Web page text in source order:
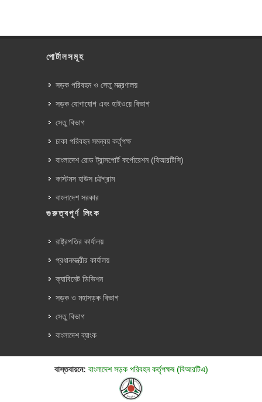
পোর্টালসমূহ
সড়ক পরিবহন ও সেতু মন্ত্রণালয়
সড়ক যোগাযোগ এবং হাইওয়ে বিভাগ
সেতু বিভাগ
ঢাকা পরিবহন সমন্বয় কর্তৃপক্ষ
বাংলাদেশ রোড ট্রান্সপোর্ট কর্পোরেশন (বিআরটিসি)
কাস্টমস হাউস চট্টগ্রাম
বাংলাদেশ সরকার
গুরুত্বপূর্ণ লিংক
রাষ্ট্রপতির কার্যালয়
প্রধানমন্ত্রীর কার্যালয়
ক্যাবিনেট ডিভিশন
সড়ক ও মহাসড়ক বিভাগ
সেতু বিভাগ
বাংলাদেশ ব্যাংক
বাস্তবায়নে: বাংলাদেশ সড়ক পরিবহন কর্তৃপক্ষ (বিআরটিএ)